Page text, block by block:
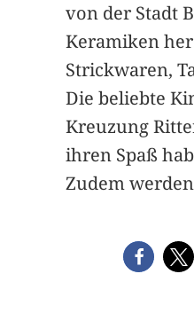
von der Stadt
Keramiken
Strickwaren,
Die beliebte
Kreuzung
ihren Spaß
Zudem